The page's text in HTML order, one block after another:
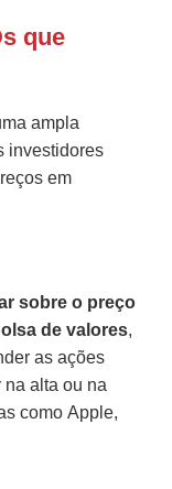
que
ampla
investidores
em
sobre o preço
de valores,
as ações
alta ou na
como Apple,